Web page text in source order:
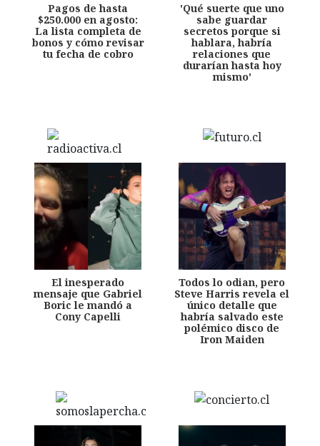
Pagos de hasta
$250.000 en agosto:
La lista completa de
bonos y cómo revisar
tu fecha de cobro
'Qué suerte que uno
sabe guardar
secretos porque si
hablara, habría
relaciones que
durarían hasta hoy
mismo'
El inesperado
mensaje que Gabriel
Boric le mandó a
Cony Capelli
Todos lo odian, pero
Steve Harris revela el
único detalle que
habría salvado este
polémico disco de
Iron Maiden